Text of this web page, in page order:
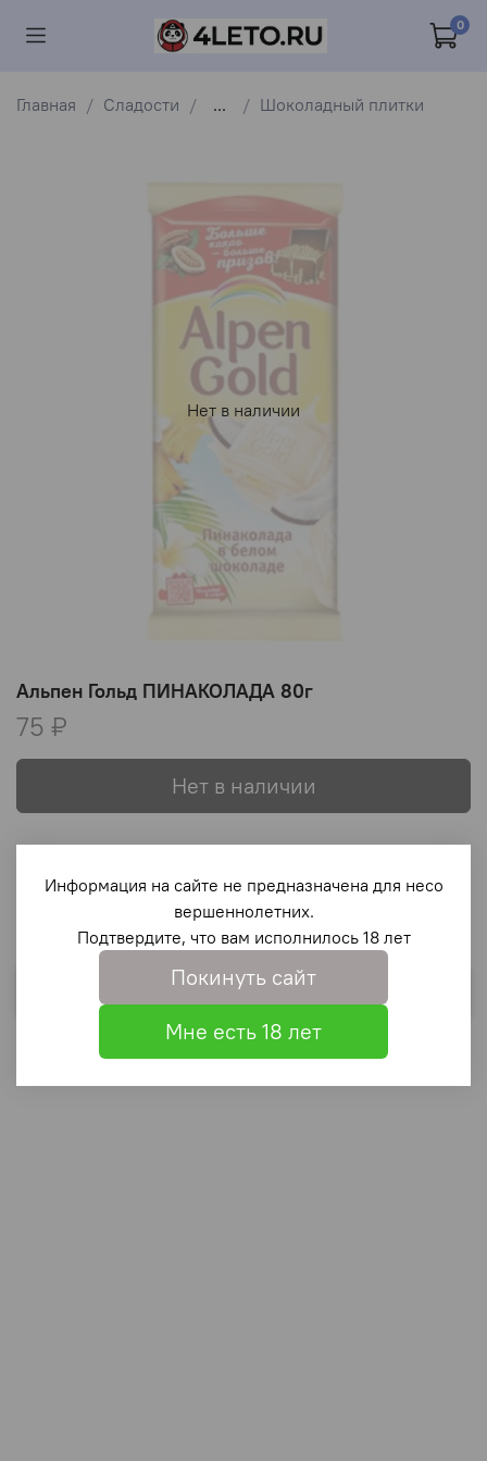
0
Главная Сладости ... Шоколадный плитки
Нет в наличии
Альпен Гольд ПИНАКОЛАДА 80г
75 ₽
Нет в наличии
В избранное
Информация на сайте не предназначена для несо
вершеннолетних.
Подтвердите, что вам исполнилось 18 лет
Покинуть сайт
Мне есть 18 лет